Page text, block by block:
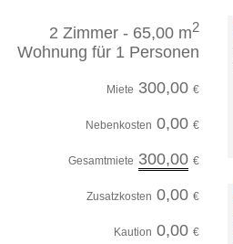
2 Zimmer - 65,00 m2
Wohnung für 1 Personen
Miete 300,00 €
Nebenkosten 0,00 €
Gesamtmiete 300,00 €
Zusatzkosten 0,00 €
Kaution 0,00 €